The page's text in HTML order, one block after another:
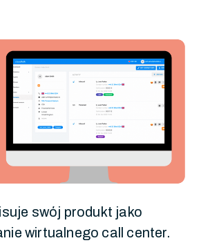
swój produkt jako
wirtualnego call center.